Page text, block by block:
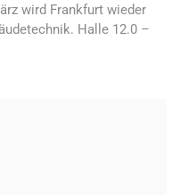
wird Frankfurt wieder
Halle 12.0 –